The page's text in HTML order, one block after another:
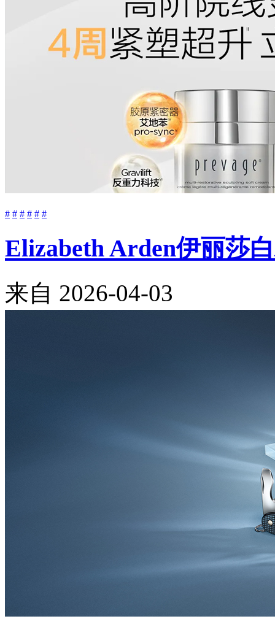
# # # # # #
Elizabeth Arden伊丽莎
来自 2026-04-03